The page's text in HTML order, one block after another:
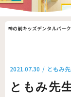
神の前キッズデンタルパー
2021.07.30 ともみ
ともみ先